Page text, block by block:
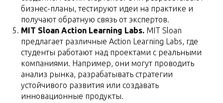
бизнес-планы, тестируют идеи на практике и
получают обратную связь от экспертов.
MIT Sloan Action Learning Labs. MIT Sloan
предлагает различные Action Learning Labs, где
студенты работают над проектами с реальными
компаниями. Например, они могут проводить
анализ рынка, разрабатывать стратегии
устойчивого развития или создавать
инновационные продукты.